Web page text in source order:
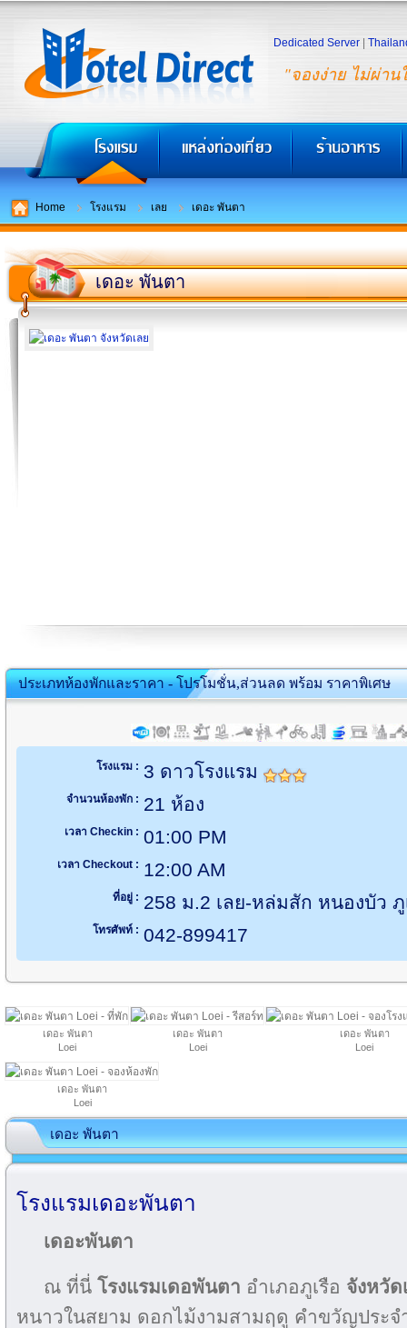
"จองง่าย ไม่ผ่าน
Dedicated Server
Home โรงแรม เลย เดอะ พันตา
เดอะ พันตา
ประเภทห้องพักและราคา - โปรโมชั่น,ส่วนลด พร้อม ราคาพิเศษ
โรงแรม : 3 ดาวโรงแรม
จำนวนห้องพัก : 21 ห้อง
เวลา Checkin : 01:00 PM
เวลา Checkout : 12:00 AM
ที่อยู่ : 258 ม.2 เลย-หล่มสัก หนองบัว ภู
โทรศัพท์ : 042-899417
เดอะ พันตา
Loei
เดอะ พันตา
Loei
เดอะ พันตา
Loei
เดอะ พันตา
Loei
เดอะ พันตา
โรงแรมเดอะพันตา
เดอะพันตา
ณ ที่นี่ โรงแรมเดอพันตา อำเภอภูเรือ จังหวัด
หนาวในสยาม ดอกไม้งามสามฤดู คำขวัญประจ